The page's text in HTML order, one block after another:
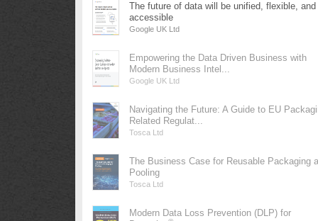
The future of data will be unified, flexible, and
accessible
Google UK Ltd
Empowering the Data Driven Business with
Modern Business Intel...
Google UK Ltd
Navigating the Future: A Guide to EU
Related Regulat...
Tosca Ltd
The Business Case for Reusable Packaging
Pooling
Tosca Ltd
Modern Data Loss Prevention (DLP) for